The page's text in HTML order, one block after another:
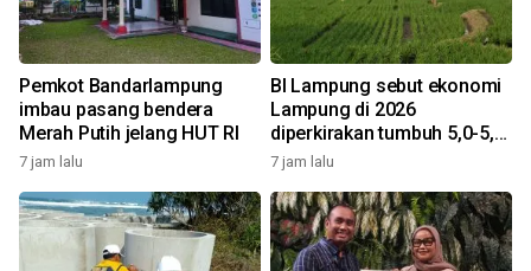
Pemkot Bandarlampung
imbau pasang bendera
Merah Putih jelang HUT RI
7 jam lalu
BI Lampung sebut ekonomi
Lampung di 2026
diperkirakan tumbuh 5,0-5,6
persen
7 jam lalu